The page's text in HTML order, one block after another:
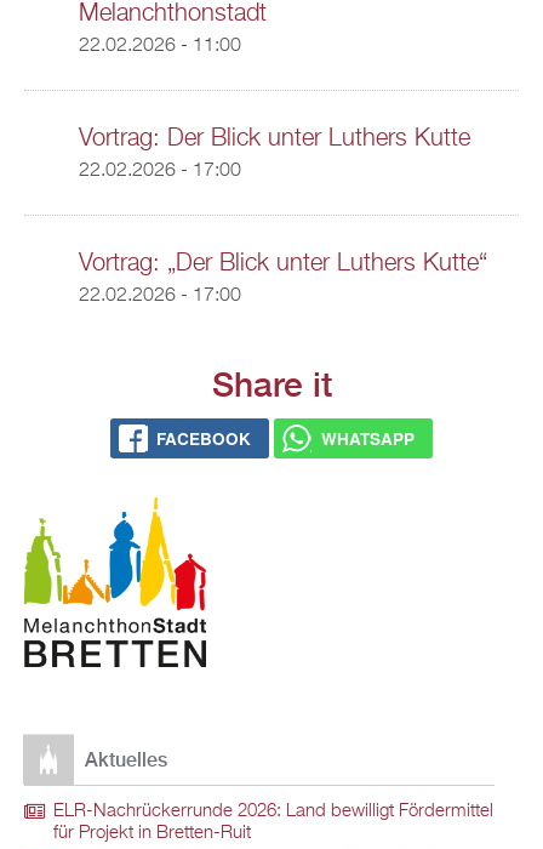
Melanchthonstadt
22.02.2026 - 11:00
Vortrag: Der Blick unter Luthers Kutte
22.02.2026 - 17:00
Vortrag: „Der Blick unter Luthers Kutte“
22.02.2026 - 17:00
Share it
FACEBOOK WHATSAPP
Aktuelles
ELR-Nachrückerrunde 2026: Land bewilligt Fördermittel
für Projekt in Bretten-Ruit